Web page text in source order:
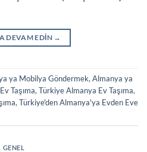
DEVAM EDIN →
ya Mobilya Göndermek, Almanya ya
Taşıma, Türkiye Almanya Ev Taşıma,
, Türkiye'den Almanya'ya Evden Eve
GENEL